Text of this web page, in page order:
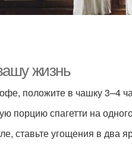
жизнь
положите в чашку 3–4
порцию спагетти на
ставьте угощения в два